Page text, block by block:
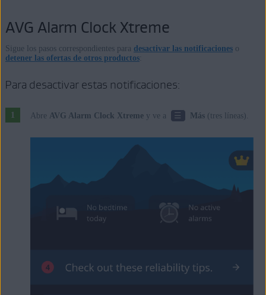
AVG Alarm Clock Xtreme
Sigue los pasos correspondientes para desactivar las notificacioneso
detener las ofertas de otros productos:
Para desactivar estas notificaciones:
Abre AVG Alarm Clock Xtremey ve a ☰ Más(tres líneas).